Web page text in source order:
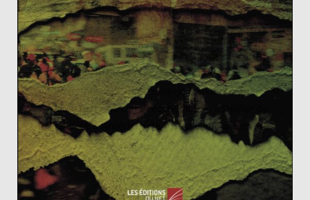
intérêts respectifs être diminués.
Une fois ces défis accomplis, alors seulement le
MERCOSUR pourra-t-il accéder à la phase suivante de
la typologie de Balassa : voir un véritable marché
commun à l’intérieur de la zone se constituer, mais
aussi et surtout une Union économique, à l’instar de
celle instituée à l’intérieur de l’espace européen être
créee.